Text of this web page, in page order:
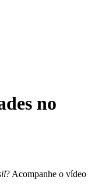
no
? Acompanhe o vídeo